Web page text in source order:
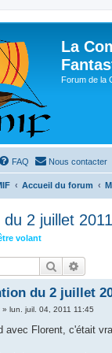
La
Forum de la
FAQ Nous contacter
Accueil du forum
du 2 juillet
volant
Rechercher
du 2 juillet
» lun. juil. 04, 2011 11:45
avec Florent, c'était